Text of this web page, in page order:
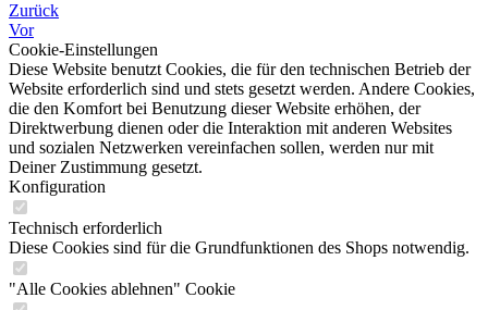
Zurück
Vor
Cookie-Einstellungen
Diese Website benutzt Cookies, die für den technischen Betrieb der
Website erforderlich sind und stets gesetzt werden. Andere Cookies,
die den Komfort bei Benutzung dieser Website erhöhen, der
Direktwerbung dienen oder die Interaktion mit anderen Websites
und sozialen Netzwerken vereinfachen sollen, werden nur mit
Deiner Zustimmung gesetzt.
Konfiguration
Technisch erforderlich
Diese Cookies sind für die Grundfunktionen des Shops notwendig.
"Alle Cookies ablehnen" Cookie